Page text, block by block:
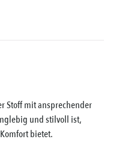
Stoff mit ansprechender
und stilvoll ist,
bietet.